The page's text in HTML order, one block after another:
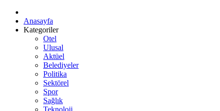
Anasayfa
Kategoriler
Otel
Ulusal
Aktüel
Belediyeler
Politika
Sektörel
Spor
Sağlık
Teknoloji